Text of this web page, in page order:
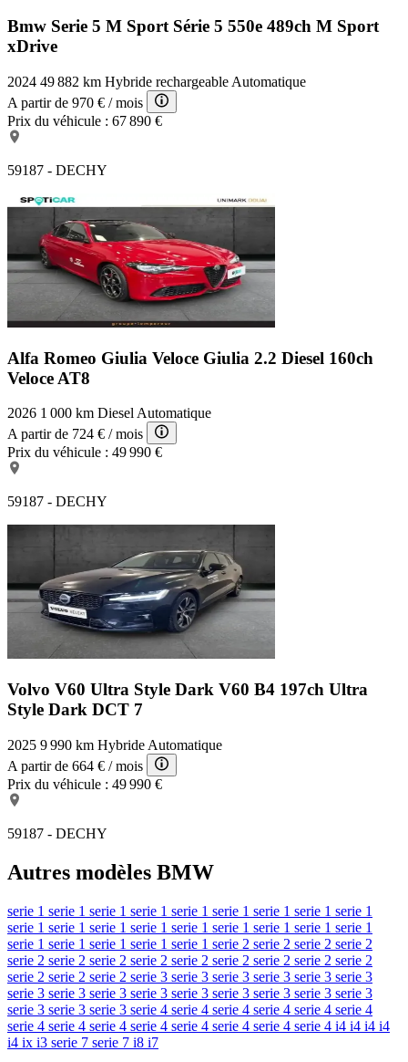
Bmw Serie 5 M Sport Série 5 550e 489ch M Sport
xDrive
2024 49 882 km Hybride rechargeable Automatique
A partir de 970 € / mois
Prix du véhicule : 67 890 €
59187 - DECHY
Alfa Romeo Giulia Veloce Giulia 2.2 Diesel 160ch
Veloce AT8
2026 1 000 km Diesel Automatique
A partir de 724 € / mois
Prix du véhicule : 49 990 €
59187 - DECHY
Volvo V60 Ultra Style Dark V60 B4 197ch Ultra
Style Dark DCT 7
2025 9 990 km Hybride Automatique
A partir de 664 € / mois
Prix du véhicule : 49 990 €
59187 - DECHY
Autres modèles BMW
serie 1 serie 1 serie 1 serie 1 serie 1 serie 1 serie 1 serie 1 serie 1
serie 1 serie 1 serie 1 serie 1 serie 1 serie 1 serie 1 serie 1 serie 1
serie 1 serie 1 serie 1 serie 1 serie 1 serie 2 serie 2 serie 2 serie 2
serie 2 serie 2 serie 2 serie 2 serie 2 serie 2 serie 2 serie 2 serie 2
serie 2 serie 2 serie 2 serie 3 serie 3 serie 3 serie 3 serie 3 serie 3
serie 3 serie 3 serie 3 serie 3 serie 3 serie 3 serie 3 serie 3 serie 3
serie 3 serie 3 serie 3 serie 4 serie 4 serie 4 serie 4 serie 4 serie 4
serie 4 serie 4 serie 4 serie 4 serie 4 serie 4 serie 4 serie 4 i4 i4 i4 i4
i4 ix i3 serie 7 serie 7 i8 i7